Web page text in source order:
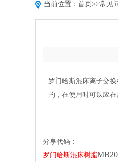
当前位置： 首页>>常见
罗门哈斯混床离子交
的，在使用时可以应
分享代码：
罗门哈斯混床树脂